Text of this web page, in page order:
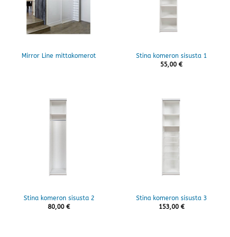
Mirror Line mittakomerot
Stina komeron sisusta 1
55,00 €
Stina komeron sisusta 2
80,00 €
Stina komeron sisusta 3
153,00 €